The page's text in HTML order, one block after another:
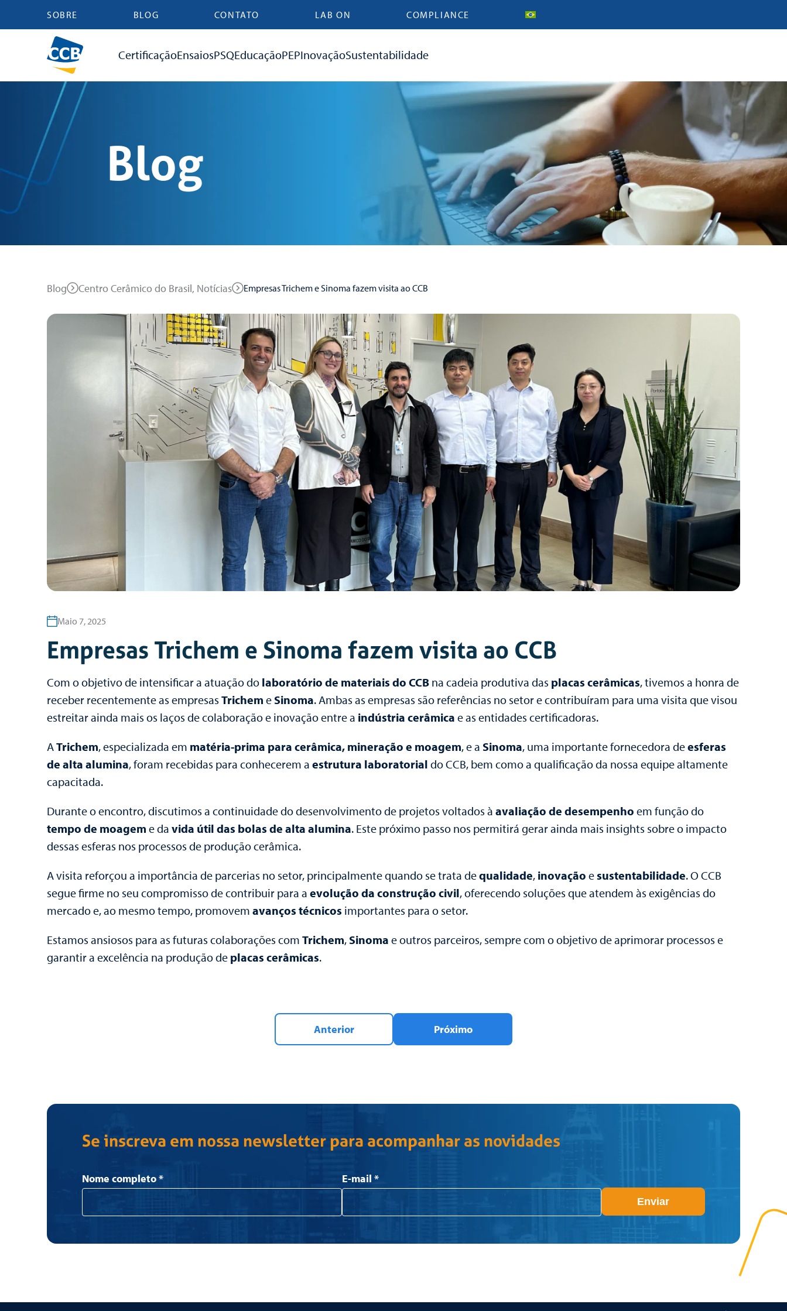
SOBRE BLOG CONTATO LAB ON COMPLIANCE
CertificaçãoEnsaiosPSQEducaçãoPEPInovaçãoSustentabilidade
Blog
Blog Centro Cerâmico do Brasil, Notícias Empresas Trichem e Sinoma fazem visita ao CCB
Maio 7, 2025
Empresas Trichem e Sinoma fazem visita ao CCB
Com o objetivo de intensificar a atuação do laboratório de materiais do CCB na cadeia produtiva das placas cerâmicas, tivemos a honra de
receber recentemente as empresas Trichem e Sinoma. Ambas as empresas são referências no setor e contribuíram para uma visita que visou
estreitar ainda mais os laços de colaboração e inovação entre a indústria cerâmica e as entidades certificadoras.
ATrichem, especializada em matéria-prima para cerâmica, mineração e moagem, e a Sinoma, uma importante fornecedora deesferas
de alta alumina, foram recebidas para conhecerem a estrutura laboratorial do CCB, bem como a qualificação da nossa equipe altamente
capacitada.
Durante o encontro, discutimos a continuidade do desenvolvimento de projetos voltados à avaliação de desempenho em função do
tempo de moagem e da vida útil das bolas de alta alumina. Este próximo passo nos permitirá gerar ainda mais insights sobre o impacto
dessas esferas nos processos de produção cerâmica.
A visita reforçou a importância de parcerias no setor, principalmente quando se trata dequalidade, inovação esustentabilidade. O CCB
segue firme no seu compromisso de contribuir para a evolução da construção civil, oferecendo soluções que atendem às exigências do
mercado e, ao mesmo tempo, promovem avanços técnicos importantes para o setor.
Estamos ansiosos para as futuras colaborações com Trichem, Sinoma e outros parceiros, sempre com o objetivo de aprimorar processos e
garantir a excelência na produção de placas cerâmicas.
Anterior Próximo
Se inscreva em nossa newsletter para acompanhar as novidades
Newsletter
Nome completo* E-mail *
Enviar